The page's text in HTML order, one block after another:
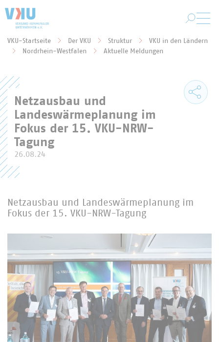
Sie befinden sich hier:
VKU-Startseite Der VKU Struktur
VKU in den Ländern
Nordrhein-Westfalen
Aktuelle Meldungen
Netzausbau und
Landeswärmeplanung im
Fokus der 15. VKU-NRW-
Tagung
26.08.24
Netzausbau und Landeswärmeplanung im
Fokus der 15. VKU-NRW-Tagung